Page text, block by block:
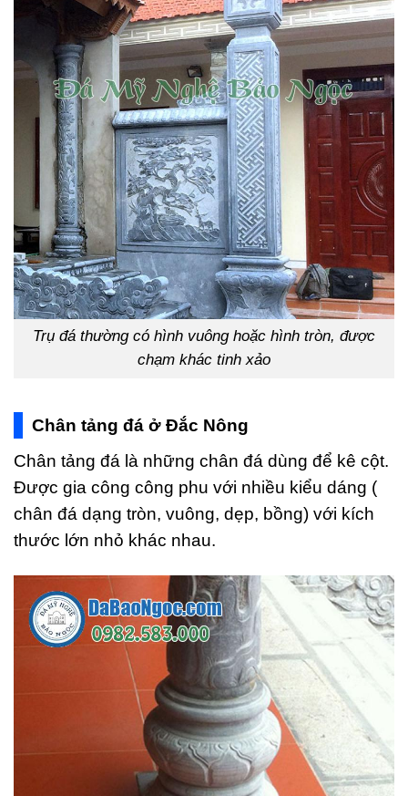
Trụ đá thường có hình vuông hoặc hình tròn, được
chạm khác tinh xảo
Chân tảng đá ở Đắc Nông
Chân tảng đá là những chân đá dùng để kê cột.
Được gia công công phu với nhiều kiểu dáng (
chân đá dạng tròn, vuông, dẹp, bồng) với kích
thước lớn nhỏ khác nhau.